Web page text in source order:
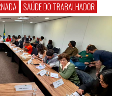
SAÚDE DO TRABALHADOR